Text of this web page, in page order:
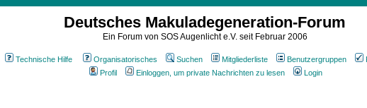
Deutsches Makuladegeneration-Forum
Ein Forum von SOS Augenlicht e.V. seit Februar 2006
Technische Hilfe Organisatorisches Suchen Mitgliederliste Benutzergruppen
Profil
Einloggen, um private Nachrichten zu lesen Login